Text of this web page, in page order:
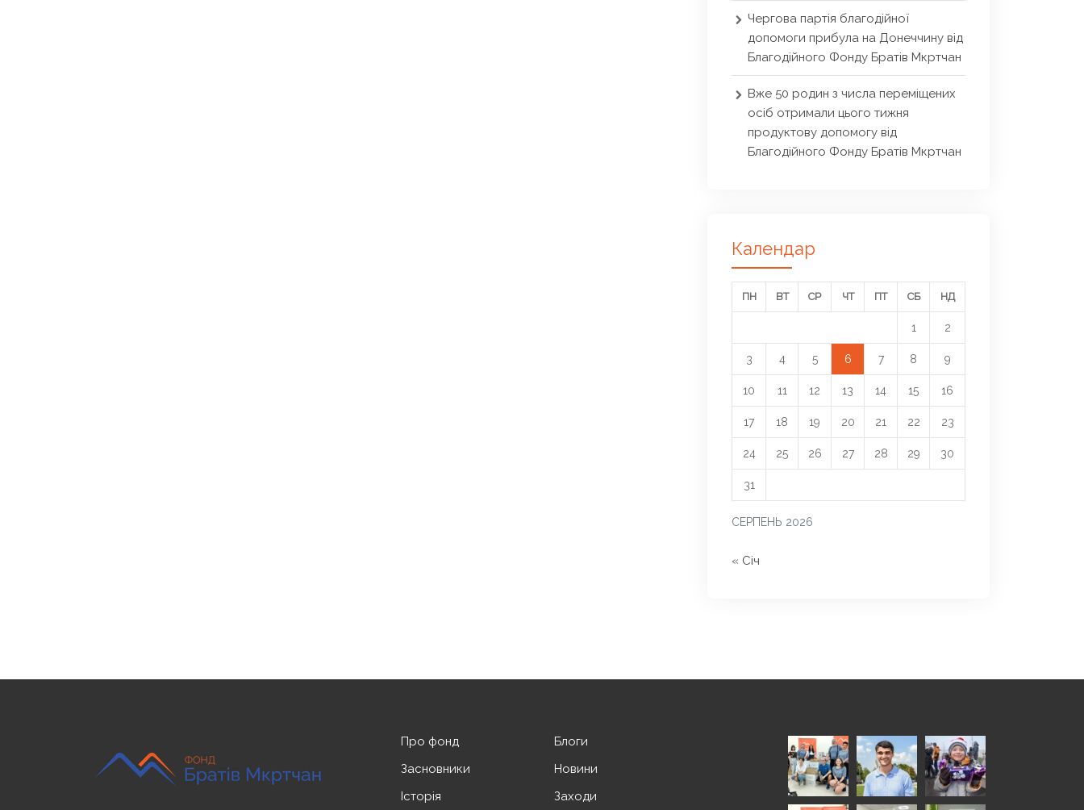
Чергова партія благодійної
допомоги прибула на Донеччину від
Благодійного Фонду Братів Мкртчан
Вже 50 родин з числа переміщених
осіб отримали цього тижня
продуктову допомогу від
Благодійного Фонду Братів Мкртчан
Календар
СЕРПЕНЬ 2026
ПН ВТ СР ЧТ ПТ СБ НД
1 2
3 4 5 6 7 8 9
10 11 12 13 14 15 16
17 18 19 20 21 22 23
24 25 26 27 28 29 30
31
« Січ
Про фонд
Засновники
Історія
Блоги
Новини
Заходи